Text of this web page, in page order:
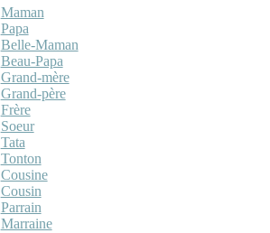
Maman
Papa
Belle-Maman
Beau-Papa
Grand-mère
Grand-père
Frère
Soeur
Tata
Tonton
Cousine
Cousin
Parrain
Marraine